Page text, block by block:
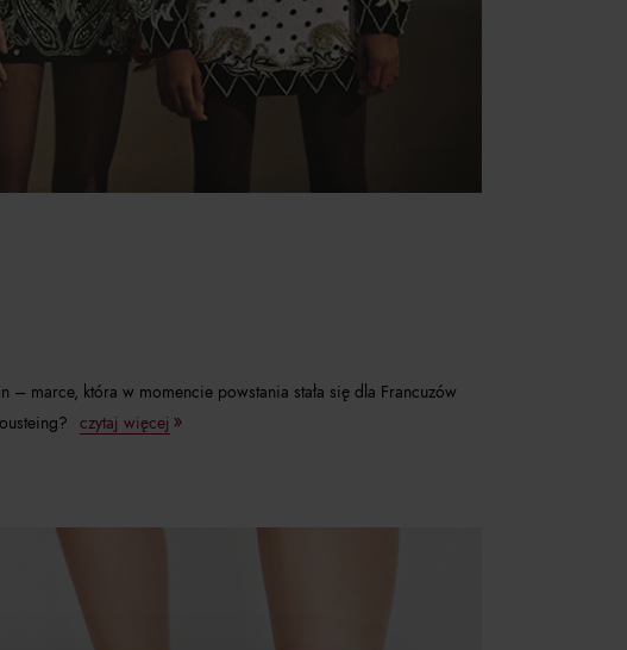
marce, która w momencie powstania stała się dla Francuzów
czytaj więcej